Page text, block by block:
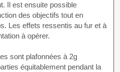
Il est ensuite possible
des objectifs tout en
Les effets ressentis au fur et à
à opérer.
sont plafonnées à 2g
équitablement pendant la